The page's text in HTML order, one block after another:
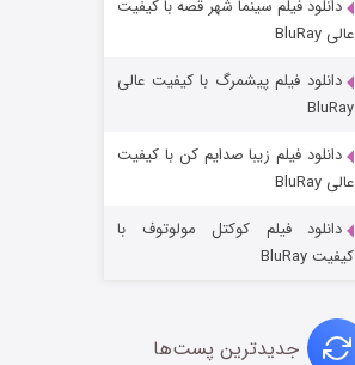
جادوگری در مغولستان
دانلود فیلم سینما شهر قصه با کیفیت
عالی BluRay
دانلود فیلم پیشمرگ با کیفیت عالی
BluRay
دانلود فیلم زیبا صدایم کن با کیفیت
عالی BluRay
دانلود فیلم کوکتل مولوتوف با
کیفیت BluRay
جدیدترین پست‌ها